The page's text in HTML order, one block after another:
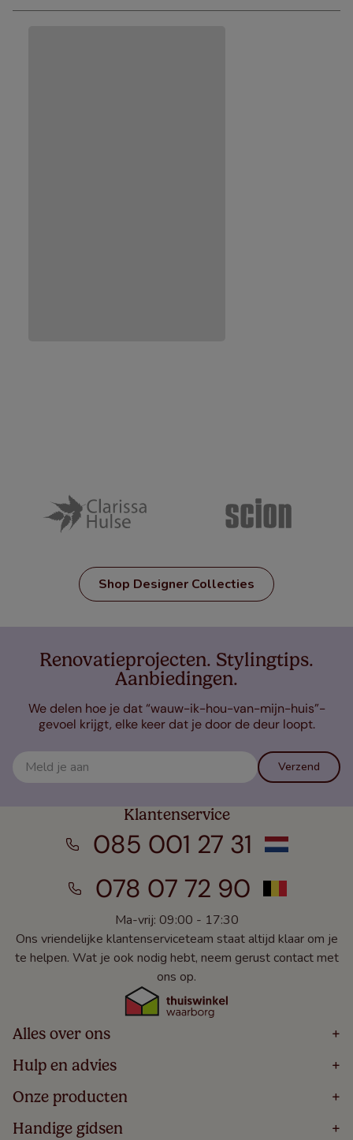
Shop Designer Collecties
Renovatieprojecten. Stylingtips.
Aanbiedingen.
We delen hoe je dat “wauw-ik-hou-van-mijn-huis”-
gevoel krijgt, elke keer dat je door de deur loopt.
Verzend
Klantenservice
085 001 27 31
078 07 72 90
Ma-vrij: 09:00 - 17:30
Ons vriendelijke klantenserviceteam staat altijd klaar om je
te helpen. Wat je ook nodig hebt, neem gerust contact met
ons op.
Alles over ons +
Home
Over
Bestellen
Winacties
Hulp en advies +
Volg Je Bestelling
Levering
5 Jaar Garantie
Onze producten +
Houten Jaloezieën
Handige gidsen +